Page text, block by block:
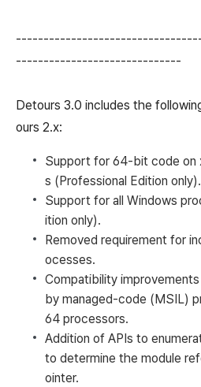
------------------------------
Detours 3.0 includes the
ours 2.x:
Support for 64-bit code on
s (Professional Edition only).
Support for all Windows
ition only).
Removed requirement for
ocesses.
Compatibility
by managed-code (MSIL)
64 processors.
Addition of APIs to
to determine the module
ointer.